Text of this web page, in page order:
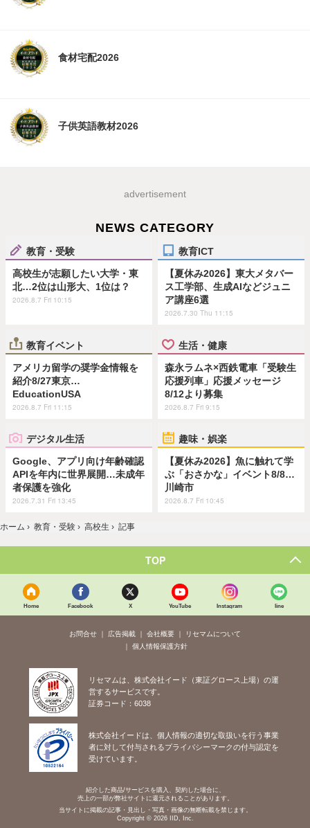
食材宅配2026
子供英語教材2026
advertisement
NEWS CATEGORY
教育・受験
高校生が志願したい大学・東
北…2位は山形大、1位は？
2026.8.7 Fri 10:15
教育ICT
【夏休み2026】東大メタバー
ス工学部、生成AIなどジュニ
ア講座6選
2026.7.30 Thu 11:15
教育イベント
アメリカ留学の奨学金情報を
紹介8/27東京…
EducationUSA
2026.8.7 Fri 11:15
生活・健康
森永ラムネ×西鉄電車「受験生
応援列車」応援メッセージ
8/12より募集
2026.8.7 Fri 9:15
デジタル生活
Google、アプリ向け年齢確認
APIを年内に世界展開…未成年
者保護を強化
2026.7.31 Fri 13:45
趣味・娯楽
【夏休み2026】魚に触れて学
ぶ「おさかな」イベント8/8…
川崎市
2026.8.7 Fri 10:45
ホーム › 教育・受験 › 高校生 › 記事
TOP
Home Facebook X YouTube Instagram line
お問合せ 広告掲載 会社概要
リセマムについて
個人情報保護方針
リセマムは、株式会社イード（東証グロース上場）の運
営するサービスです。
証券コード：6038
株式会社イードは、個人情報の適切な取扱いを行う事業
者に対して付与されるプライバシーマークの付与認定を
受けています。
紹介した商品/サービスを購入、契約した場合に、
売上の一部が弊社サイトに還元されることがあります。
当サイトに掲載の記事・見出し・写真・画像の無断転載を禁じます。
Copyright © 2026 IID, Inc.